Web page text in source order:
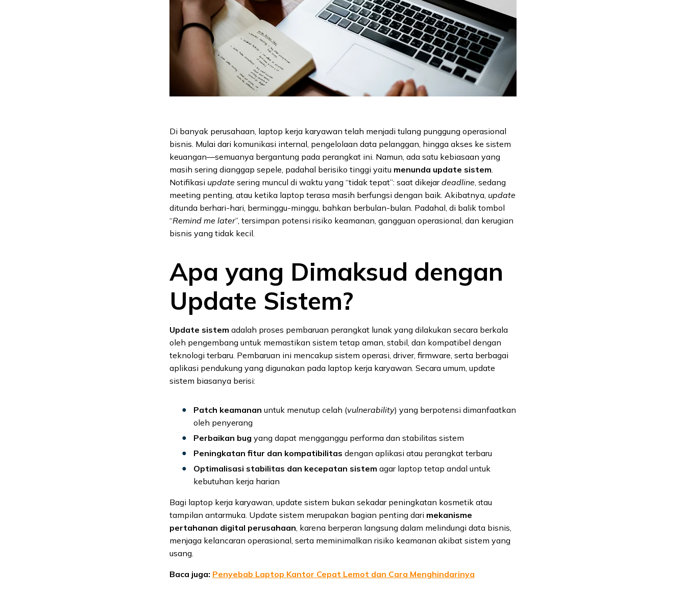
Di banyak perusahaan, laptop kerja karyawan telah menjadi tulang punggung operasional
bisnis. Mulai dari komunikasi internal, pengelolaan data pelanggan, hingga akses ke sistem
keuangan—semuanya bergantung pada perangkat ini. Namun, ada satu kebiasaan yang
masih sering dianggap sepele, padahal berisiko tinggi yaitu menunda update sistem.
Notifikasi update sering muncul di waktu yang “tidak tepat”: saat dikejardeadline, sedang
meeting penting, atau ketika laptop terasa masih berfungsi dengan baik. Akibatnya, update
ditunda berhari-hari, berminggu-minggu, bahkan berbulan-bulan. Padahal, di balik tombol
“Remind me later”, tersimpan potensi risiko keamanan, gangguan operasional, dan kerugian
bisnis yang tidak kecil.
Apa yang Dimaksud dengan
Update Sistem?
Update sistem adalah proses pembaruan perangkat lunak yang dilakukan secara berkala
oleh pengembang untuk memastikan sistem tetap aman, stabil, dan kompatibel dengan
teknologi terbaru. Pembaruan ini mencakup sistem operasi, driver, firmware, serta berbagai
aplikasi pendukung yang digunakan pada laptop kerja karyawan. Secara umum, update
sistem biasanya berisi:
Patch keamanan untuk menutup celah (vulnerability) yang berpotensi dimanfaatkan
oleh penyerang
Perbaikan bug yang dapat mengganggu performa dan stabilitas sistem
Peningkatan fitur dan kompatibilitas dengan aplikasi atau perangkat terbaru
Optimalisasi stabilitas dan kecepatan sistem agar laptop tetap andal untuk
kebutuhan kerja harian
Bagi laptop kerja karyawan, update sistem bukan sekadar peningkatan kosmetik atau
tampilan antarmuka. Update sistem merupakan bagian penting dari mekanisme
pertahanan digital perusahaan , karena berperan langsung dalam melindungi data bisnis,
menjaga kelancaran operasional, serta meminimalkan risiko keamanan akibat sistem yang
usang.
Baca juga: Penyebab Laptop Kantor Cepat Lemot dan Cara Menghindarinya